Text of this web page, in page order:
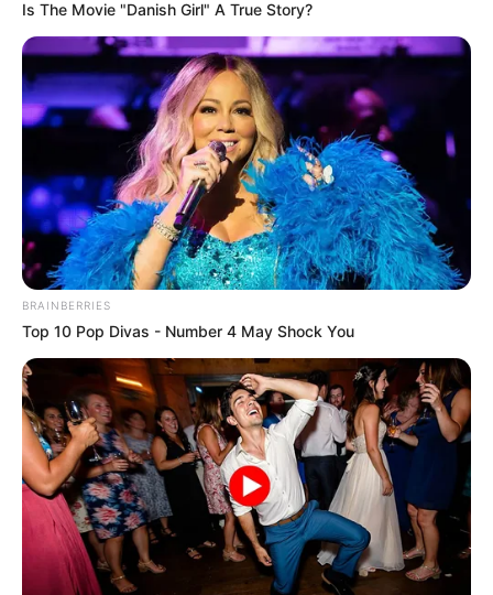
LIHAT ARTIKEL LAINNYA
Is The Movie "Danish Girl" A True Story?
BRAINBERRIES
Top 10 Pop Divas - Number 4 May Shock You